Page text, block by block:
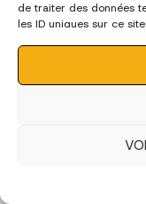
de traiter des données
les ID uniques sur ce